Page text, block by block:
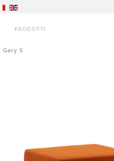
PRODOTTI
Gary S